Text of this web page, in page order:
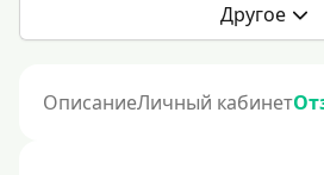
Другое
ОписаниеЛичный кабинет